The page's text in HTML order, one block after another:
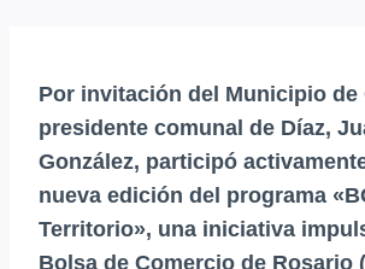
Por invitación del Municipio de
presidente comunal de Díaz,
González, participó
nueva edición del programa
Territorio», una iniciativa
Bolsa de Comercio de Rosario